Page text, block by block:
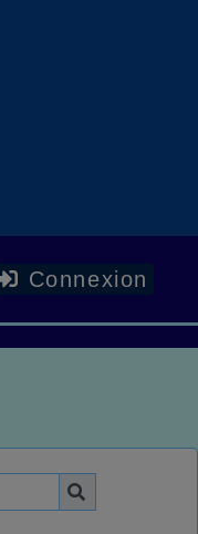
Connexion